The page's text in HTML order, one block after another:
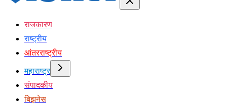
राजकारण
राष्ट्रीय
आंतरराष्ट्रीय
महाराष्ट्र
संपादकीय
बिझनेस